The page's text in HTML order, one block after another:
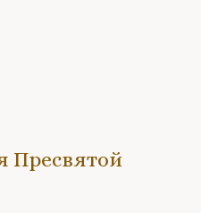
Пресвятой